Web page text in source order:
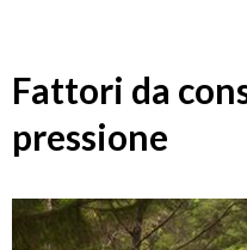
Fattori da
pressione